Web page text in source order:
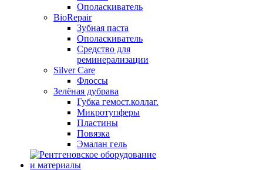
Ополаскиватель
BioRepair
Зубная паста
Ополаскиватель
Средство для
реминерализации
Silver Care
Флоссы
Зелёная дубрава
Губка гемост.коллаг.
Микротупферы
Пластины
Повязка
Эмалан гель